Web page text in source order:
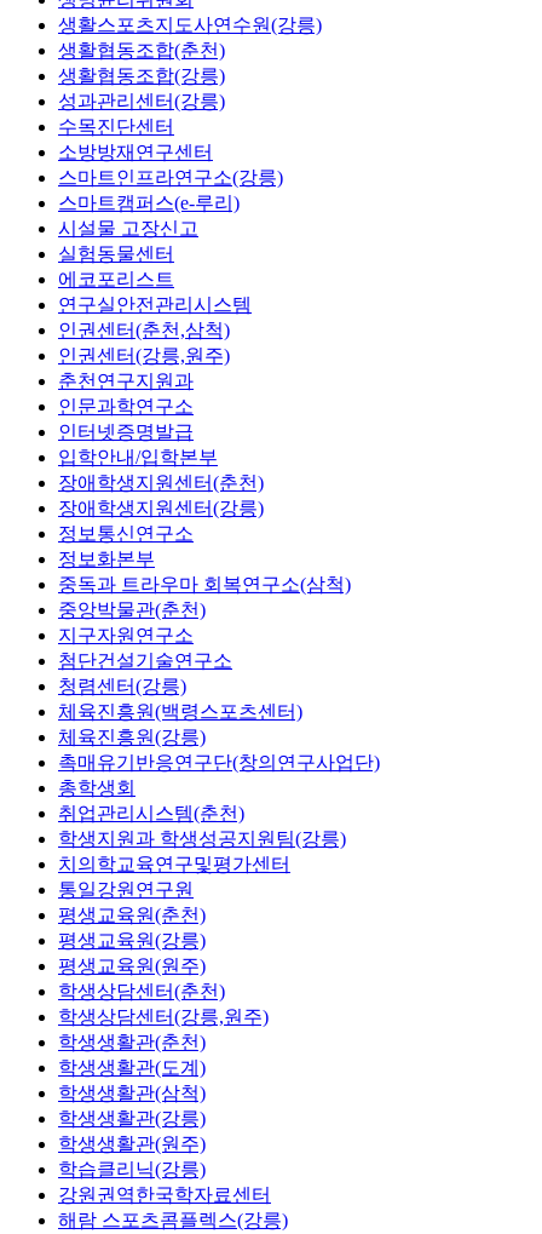
생활스포츠지도사연수원(강릉)
생활협동조합(춘천)
생활협동조합(강릉)
성과관리센터(강릉)
수목진단센터
소방방재연구센터
스마트인프라연구소(강릉)
스마트캠퍼스(e-루리)
시설물 고장신고
실험동물센터
에코포리스트
연구실안전관리시스템
인권센터(춘천,삼척)
인권센터(강릉,원주)
춘천연구지원과
인문과학연구소
인터넷증명발급
입학안내/입학본부
장애학생지원센터(춘천)
장애학생지원센터(강릉)
정보통신연구소
정보화본부
중독과 트라우마 회복연구소(삼척)
중앙박물관(춘천)
지구자원연구소
첨단건설기술연구소
청렴센터(강릉)
체육진흥원(백령스포츠센터)
체육진흥원(강릉)
촉매유기반응연구단(창의연구사업단)
총학생회
취업관리시스템(춘천)
학생지원과 학생성공지원팀(강릉)
치의학교육연구및평가센터
통일강원연구원
평생교육원(춘천)
평생교육원(강릉)
평생교육원(원주)
학생상담센터(춘천)
학생상담센터(강릉,원주)
학생생활관(춘천)
학생생활관(도계)
학생생활관(삼척)
학생생활관(강릉)
학생생활관(원주)
학습클리닉(강릉)
강원권역한국학자료센터
해람 스포츠콤플렉스(강릉)